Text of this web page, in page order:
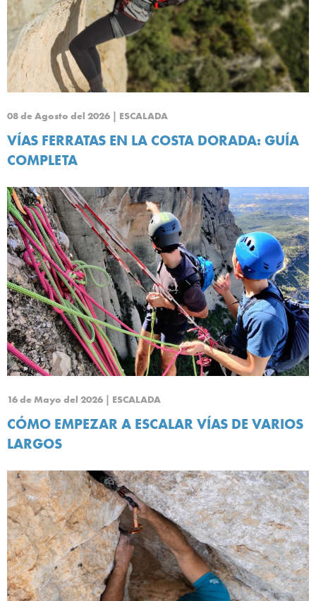
08 de Agosto del 2026 | ESCALADA
VÍAS FERRATAS EN LA COSTA DORADA: GUÍA
COMPLETA
16 de Mayo del 2026 | ESCALADA
CÓMO EMPEZAR A ESCALAR VÍAS DE VARIOS
LARGOS